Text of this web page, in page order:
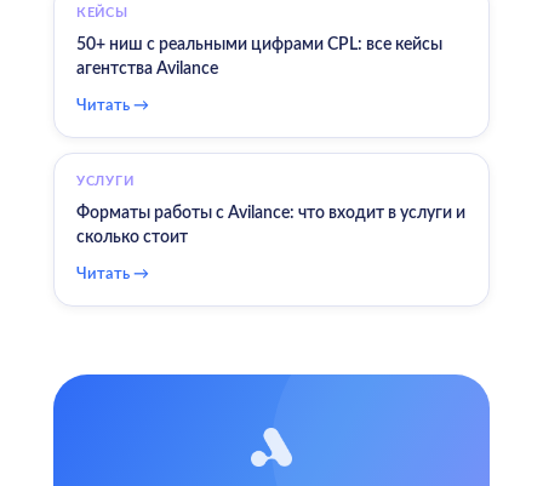
КЕЙСЫ
50+ ниш с реальными цифрами CPL: все кейсы
агентства Avilance
Читать →
УСЛУГИ
Форматы работы с Avilance: что входит в услуги и
сколько стоит
Читать →